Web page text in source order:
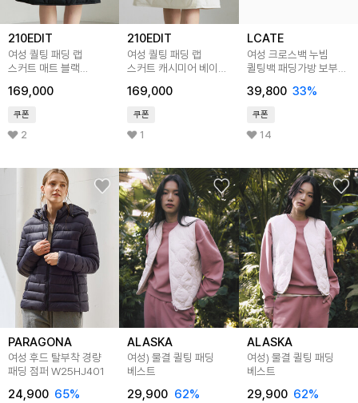
210EDIT
여성 퀄팅 패딩 랩
스커트 매트 블랙
169,000
쿠폰
2
210EDIT
여성 퀄팅 패딩 랩
스커트 캐시미어 베이지
169,000
쿠폰
1
LCATE
여성 크로스백 누빔
퀼팅백 패딩가방 보부상
39,800 33%
쿠폰
14
PARAGONA
여성 후드 탈부착 경량
패딩 점퍼 W25HJ401
24,900 65%
ALASKA
여성) 물결 퀼팅 패딩
베스트
29,900 62%
ALASKA
여성) 물결 퀼팅 패딩
베스트
29,900 62%